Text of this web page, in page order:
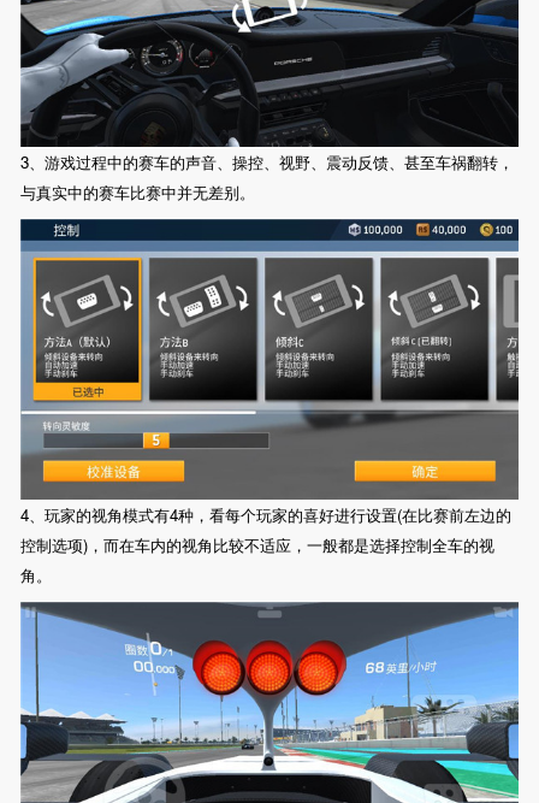
3、游戏过程中的赛车的声音、操控、视野、震动反馈、甚至车祸翻转，
与真实中的赛车比赛中并无差别。
4、玩家的视角模式有4种，看每个玩家的喜好进行设置(在比赛前左边的
控制选项)，而在车内的视角比较不适应，一般都是选择控制全车的视
角。